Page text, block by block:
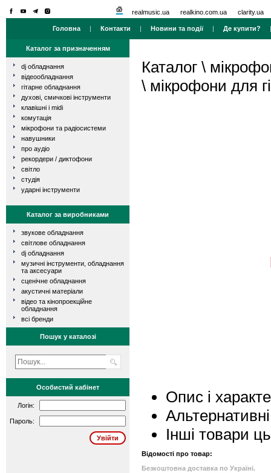
realmusic.ua realkino.com.ua clarity.ua
Головна | Контакти | Новини та події| Де купити?
Каталог за призначенням
dj обладнання
відеообладнання
гітарне обладнання
духові, смичкові інструменти
клавішні і midi
комутація
мікрофони та радіосистеми
навушники
про аудіо
рекордери / диктофони
світло
студія
ударні інструменти
Каталог за виробниками
звукове обладнання
світлове обладнання
dj обладнання
музичні інструменти, обладнання
та аксесуари
сценічне обладнання
акустичні матеріали
відео та кінопроекційне
обладнання
всі бренди
Пошук у каталозі
Особистий кабінет
Логін:
Пароль:
Каталог \
\ мікрофони для
Опис і
Інші товари
Відомості про товар:
Безкоштовна доставка по Україні.